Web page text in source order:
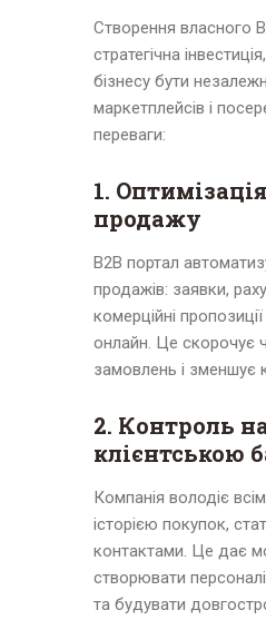
Створення власного
стратегічна
бізнесу бути
маркетплейсів і
переваги:
1.
продажу
B2B портал
продажів: заявки,
комерційні
онлайн. Це скорочує
замовлень і зменшує
2. Контроль
клієнтською
Компанія володіє
історією покупок,
контактами. Це дає
створювати
та будувати